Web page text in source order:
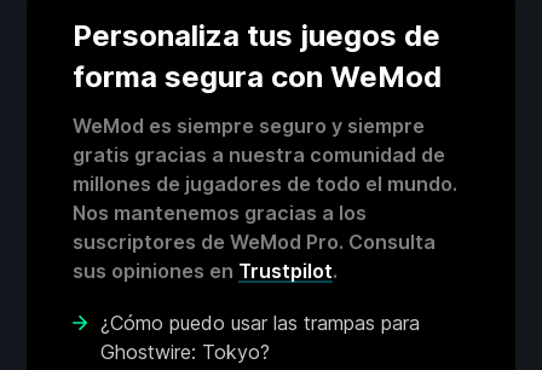
Personaliza tus juegos de
forma segura con WeMod
WeMod es siempre seguro y siempre
gratis gracias a nuestra comunidad de
millones de jugadores de todo el mundo.
Nos mantenemos gracias a los
suscriptores de WeMod Pro. Consulta
sus opiniones en Trustpilot.
¿Cómo puedo usar las trampas para
Ghostwire: Tokyo?